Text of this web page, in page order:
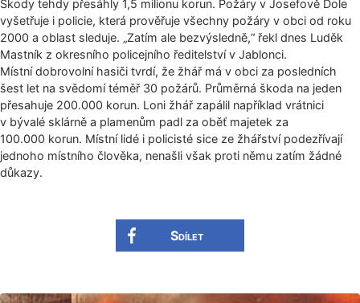
Škody tehdy přesáhly 1,5 milionu korun. Požáry v Josefově Dole
vyšetřuje i policie, která prověřuje všechny požáry v obci od roku
2000 a oblast sleduje. „Zatím ale bezvýsledně,“ řekl dnes Luděk
Mastník z okresního policejního ředitelství v Jablonci.
Místní dobrovolní hasiči tvrdí, že žhář má v obci za posledních
šest let na svědomí téměř 30 požárů. Průměrná škoda na jeden
přesahuje 200.000 korun. Loni žhář zapálil například vrátnici
v bývalé sklárně a plamenům padl za oběť majetek za
100.000 korun. Místní lidé i policisté sice ze žhářství podezřívají
jednoho místního člověka, nenašli však proti němu zatím žádné
důkazy.
Sdílet